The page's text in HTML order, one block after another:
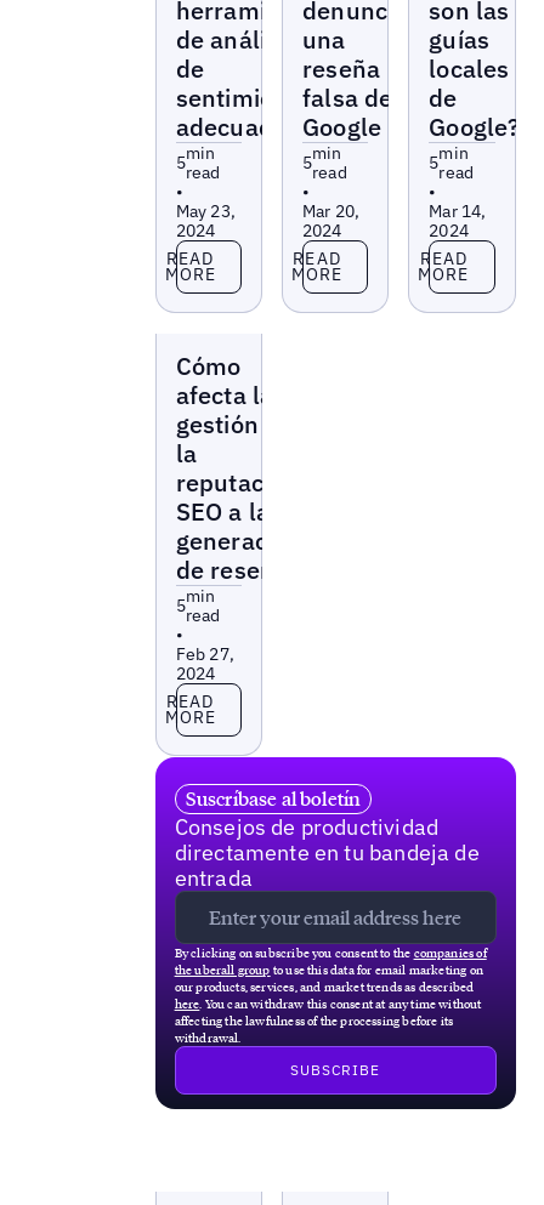
herramienta
de análisis
de
sentimientos
adecuada
5min
read
•
May 23,
2024
Read more
READ
MORE
denunciar
una
reseña
falsa de
Google
5min
read
•
Mar 20,
2024
Read more
READ
MORE
son las
guías
locales
de
Google?
5min
read
•
Mar 14,
2024
Read more
READ
MORE
Cómo
afecta la
gestión de
la
reputación
SEO a la
generación
de reseñas
5min
read
•
Feb 27,
2024
Read more
READ
MORE
Suscríbase al boletín
Consejos de productividad
directamente en tu bandeja de
entrada
By clicking on subscribe you consent to the companies of
the uberall group to use this data for email marketing on
our products, services, and market trends as described
here . You can withdraw this consent at any time without
affecting the lawfulness of the processing before its
withdrawal.